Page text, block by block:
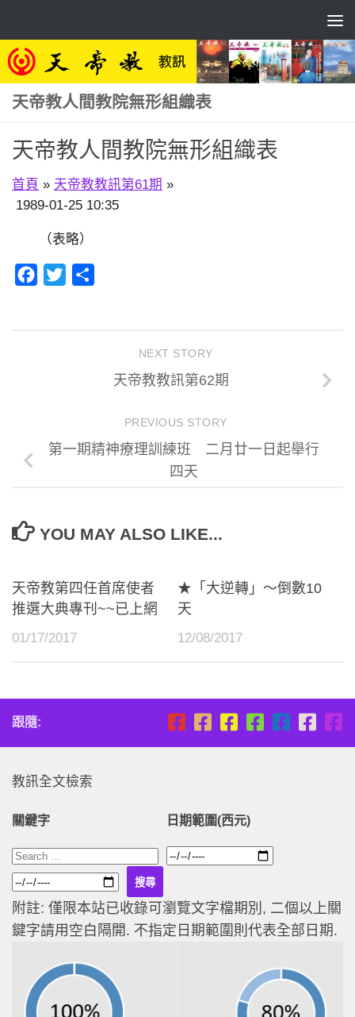
天帝教人間教院無形組織表
天帝教人間教院無形組織表
首頁 » 天帝教教訊第61期 »
1989-01-25 10:35
（表略）
Facebook
Twitter
NEXT STORY
天帝教教訊第62期
PREVIOUS STORY
第一期精神療理訓練班 二月廿一日起舉行
四天
YOU MAY ALSO LIKE...
天帝教第四任首席使者
推選大典專刊~~已上網
01/17/2017
★「大逆轉」～倒數10
天
12/08/2017
跟隨:
教訊全文檢索
關鍵字 日期範圍(西元)
附註: 僅限本站已收錄可瀏覽文字檔期別, 二個以上關
鍵字請用空白隔開. 不指定日期範圍則代表全部日期.